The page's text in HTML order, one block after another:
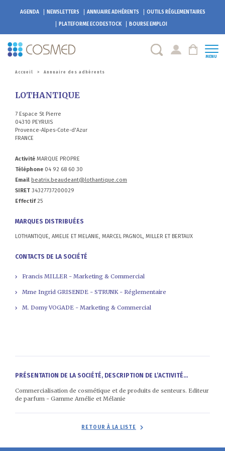
AGENDA NEWSLETTERS ANNUAIRE ADHÉRENTS
OUTILS RÉGLEMENTAIRES
PLATEFORMEECODESTOCK BOURSE EMPLOI
MENU
Accueil > Annuaire des adhérents
LOTHANTIQUE
7 Espace St Pierre
04310 PEYRUIS
Provence-Alpes-Cote-d'Azur
FRANCE
Activité MARQUE PROPRE
Téléphone 04 92 68 60 30
Email beatrix.beaudeant@lothantique.com
SIRET 34327737200029
Effectif25
MARQUES DISTRIBUÉES
LOTHANTIQUE, AMELIE ET MELANIE, MARCEL PAGNOL, MILLER ET BERTAUX
CONTACTS DE LA SOCIÉTÉ
Francis MILLER - Marketing & Commercial
Mme Ingrid GRISENDE - STRUNK - Réglementaire
M. Domy VOGADE - Marketing & Commercial
PRÉSENTATION DE LA SOCIÉTÉ, DESCRIPTION DE L’ACTIVITÉ...
Commercialisation de cosmétique et de produits de senteurs. Editeur
de parfum - Gamme Amélie et Mélanie
RETOUR À LA LISTE